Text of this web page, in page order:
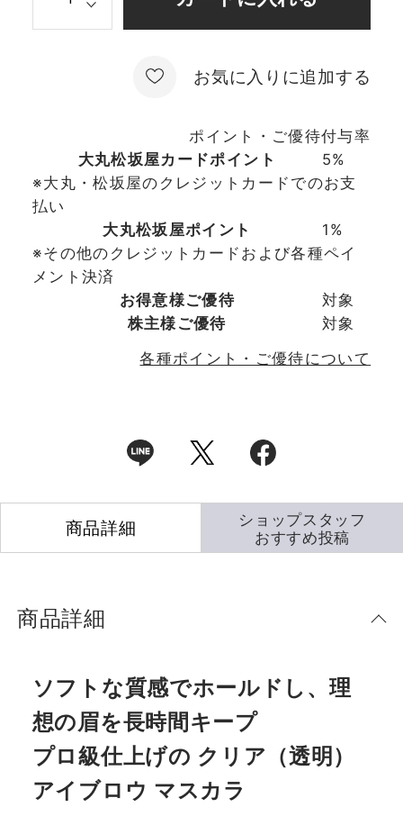
お気に入りに追加する
ポイント・ご優待付与率
大丸松坂屋カードポイント
5%
※大丸・松坂屋のクレジットカードでのお支
払い
大丸松坂屋ポイント
1%
※その他のクレジットカードおよび各種ペイ
メント決済
お得意様ご優待
対象
株主様ご優待
対象
各種ポイント・ご優待について
商品詳細
商品詳細
ソフトな質感でホールドし、理
想の眉を長時間キープ
プロ級仕上げの クリア（透明）
アイブロウ マスカラ
ショップスタッフ
おすすめ投稿